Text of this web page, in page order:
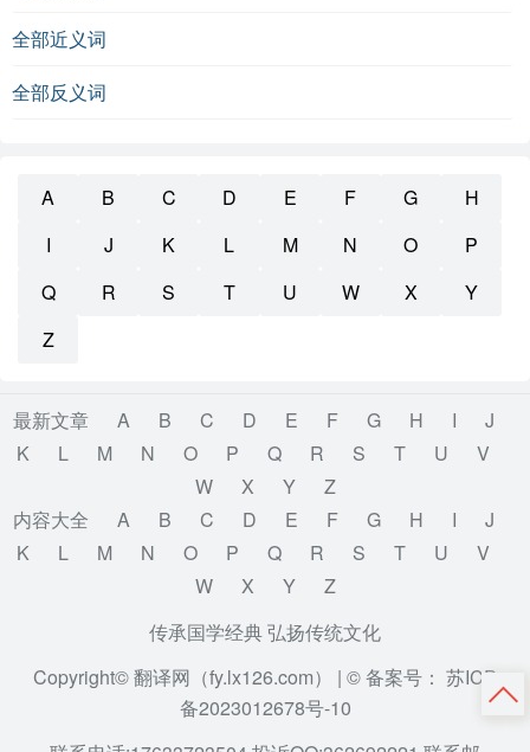
全部近义词
全部反义词
A B C D E F G
H
I
J K L M N O
P
Q
R S T U W X
Y
Z
最新文章 A B C D E F G H I
J
K
L M N O P Q R S T U
V
W
X Y
Z
内容大全
A B C D E F G H I
J
K
L M N O P Q R S T U
V
W
X Y
Z
传承国学经典 弘扬传统文化
Copyright© 翻译网（fy.lx126.com） | © 备案号： 苏ICP
备2023012678号-10